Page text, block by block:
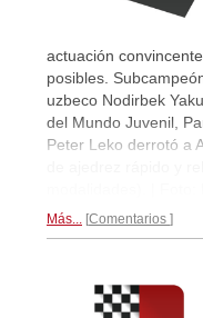
actuación
posibles.
uzbeco Nodirbek
del Mundo Juvenil,
Peter Leko derrotó a
Más... Comentarios